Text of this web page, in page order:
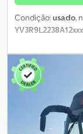
Condição:usado,
, Por favor,
informações:
Quilometragem:
2550 mm
traseiro: 13.930
mm AdBlue
automática
acordo Descrição: